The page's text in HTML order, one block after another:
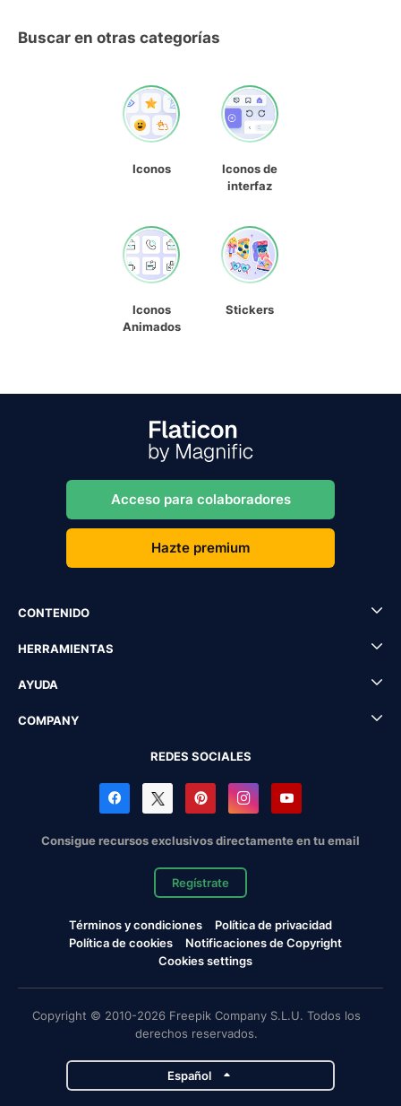
Buscar en otras categorías
Iconos
Iconos de
interfaz
Iconos
Animados
Stickers
Acceso para colaboradores
Hazte premium
CONTENIDO
HERRAMIENTAS
AYUDA
COMPANY
REDES SOCIALES
Consigue recursos exclusivos directamente en tu email
Regístrate
Términos y condiciones
Política de privacidad
Política de cookies
Notificaciones de Copyright
Cookies settings
Copyright © 2010-2026 Freepik Company S.L.U. Todos los
derechos reservados.
Español